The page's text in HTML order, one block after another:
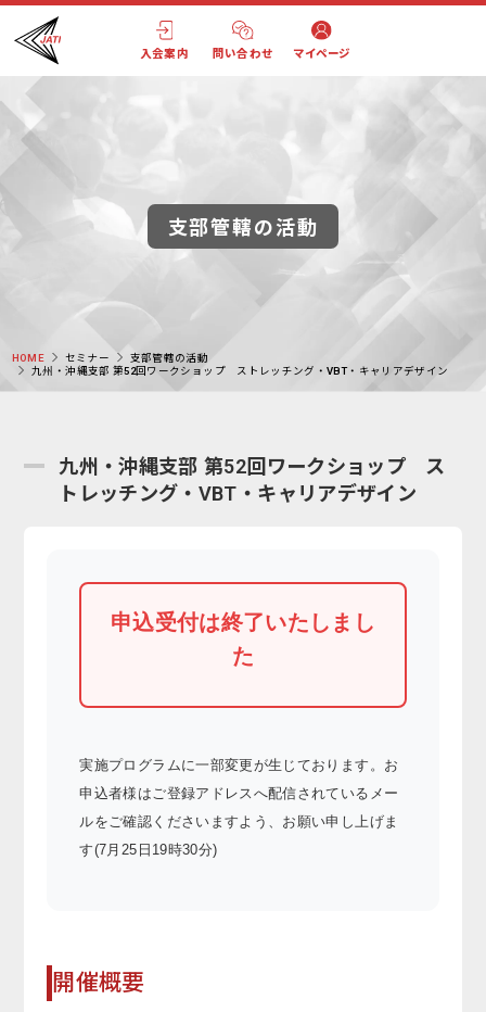
入会案内 問い合わせ マイページ
支部管轄の活動
HOME セミナー
支部管轄の活動
九州・沖縄支部 第52回ワークショップ ストレッチング・VBT・キャリアデザイン
九州・沖縄支部 第52回ワークショップ ス
トレッチング・VBT・キャリアデザイン
申込受付は終了いたしまし
た
実施プログラムに一部変更が生じております。お
申込者様はご登録アドレスへ配信されているメー
ルをご確認くださいますよう、お願い申し上げま
す(7月25日19時30分)
開催概要